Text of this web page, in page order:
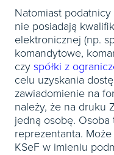
Natomiast
nie posiadają
elektronicznej (np.
komandytowe,
czy spółki z
celu uzyskania
zawiadomienie na
należy, że na druku
jedną osobę. Osoba
reprezentanta.
KSeF w imieniu